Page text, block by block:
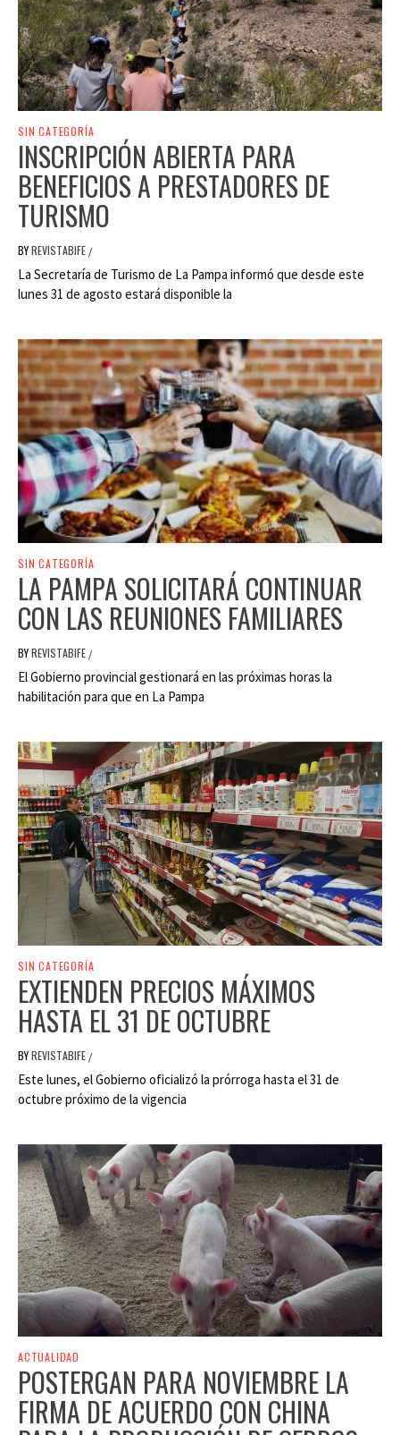
SIN CATEGORÍA
INSCRIPCIÓN ABIERTA PARA
BENEFICIOS A PRESTADORES DE
TURISMO
BYREVISTABIFE /
La Secretaría de Turismo de La Pampa informó que desde este
lunes 31 de agosto estará disponible la
SIN CATEGORÍA
LA PAMPA SOLICITARÁ CONTINUAR
CON LAS REUNIONES FAMILIARES
BYREVISTABIFE /
El Gobierno provincial gestionará en las próximas horas la
habilitación para que en La Pampa
SIN CATEGORÍA
EXTIENDEN PRECIOS MÁXIMOS
HASTA EL 31 DE OCTUBRE
BYREVISTABIFE /
Este lunes, el Gobierno oficializó la prórroga hasta el 31 de
octubre próximo de la vigencia
ACTUALIDAD
POSTERGAN PARA NOVIEMBRE LA
FIRMA DE ACUERDO CON CHINA